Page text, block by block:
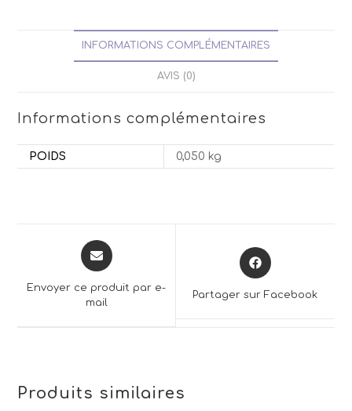
INFORMATIONS COMPLÉMENTAIRES
AVIS (0)
Informations complémentaires
POIDS 0,050 kg
Opens
in
new
Envoyer ce produit par e-
mail
Opens
in
Partager sur Facebook
Produits similaires